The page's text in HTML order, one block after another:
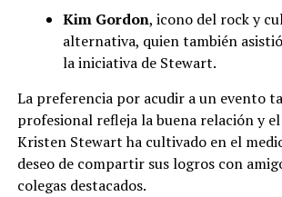
Kim Gordon, icono del rock y
alternativa, quien también
la iniciativa de Stewart.
La preferencia por acudir a un evento
profesional refleja la buena relación y
Kristen Stewart ha cultivado en el
deseo de compartir sus logros con
colegas destacados.